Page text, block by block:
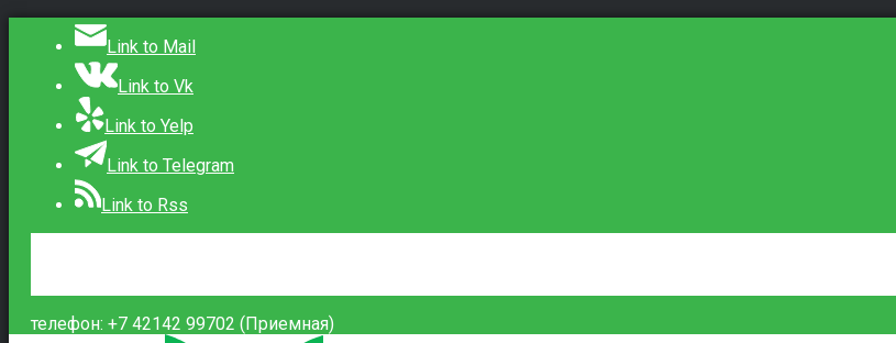
Link to Mail
Link to Vk
Link to Yelp
Link to Telegram
Link to Rss
телефон: +7 42142 99702 (Приемная)